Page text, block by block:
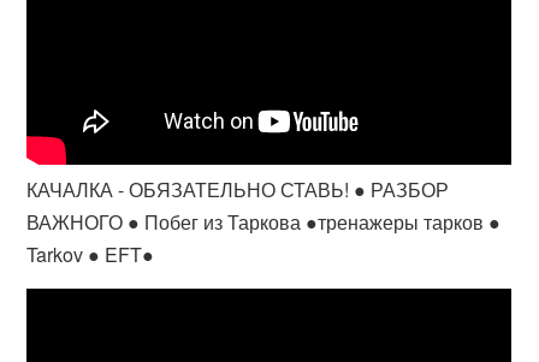
КАЧАЛКА - ОБЯЗАТЕЛЬНО СТАВЬ! ● РАЗБОР
ВАЖНОГО ● Побег из Таркова ●тренажеры тарков ●
Tarkov ● EFT●